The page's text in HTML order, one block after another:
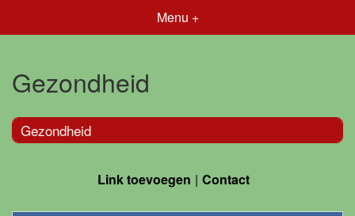
Menu +
Gezondheid
Gezondheid
Link toevoegen Contact